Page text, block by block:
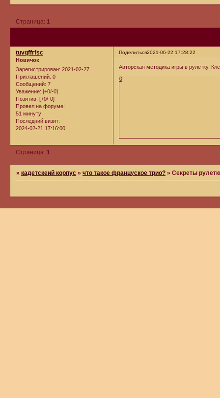
Страница: 1
Поделиться2021-06-22 17:28:22
tuvqffrfsc
Новичок
Зарегистрирован: 2021-02-27
Приглашений: 0
Сообщений: 7
Уважение: [+0/-0]
Позитив: [+0/-0]
Провел на форуме:
51 минуту
Последний визит:
2024-02-21 17:16:00
Авторская методика игры в рулетку.
0
Страница: 1
»кадетскеий корпус »что такое француское трио? »Секреты